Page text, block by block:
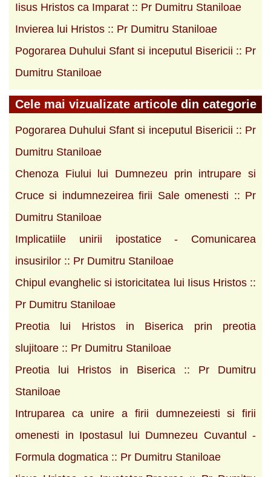
Iisus Hristos ca Imparat :: Pr Dumitru Staniloae
Invierea lui Hristos :: Pr Dumitru Staniloae
Pogorarea Duhului Sfant si inceputul Bisericii :: Pr
Dumitru Staniloae
Cele mai vizualizate articole din categorie
Pogorarea Duhului Sfant si inceputul Bisericii :: Pr
Dumitru Staniloae
Chenoza Fiului lui Dumnezeu prin intrupare si
Cruce si indumnezeirea firii Sale omenesti :: Pr
Dumitru Staniloae
Implicatiile unirii ipostatice - Comunicarea
insusirilor :: Pr Dumitru Staniloae
Chipul evanghelic si istoricitatea lui Iisus Hristos ::
Pr Dumitru Staniloae
Preotia lui Hristos in Biserica prin preotia
slujitoare :: Pr Dumitru Staniloae
Preotia lui Hristos in Biserica :: Pr Dumitru
Staniloae
Intruparea ca unire a firii dumnezeiesti si firii
omenesti in Ipostasul lui Dumnezeu Cuvantul -
Formula dogmatica :: Pr Dumitru Staniloae